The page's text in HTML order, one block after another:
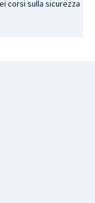
corsi sulla sicurezza